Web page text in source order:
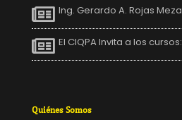
Ing. Gerardo A. Rojas Meza
El CIQPA Invita a los cursos:
Quiénes Somos